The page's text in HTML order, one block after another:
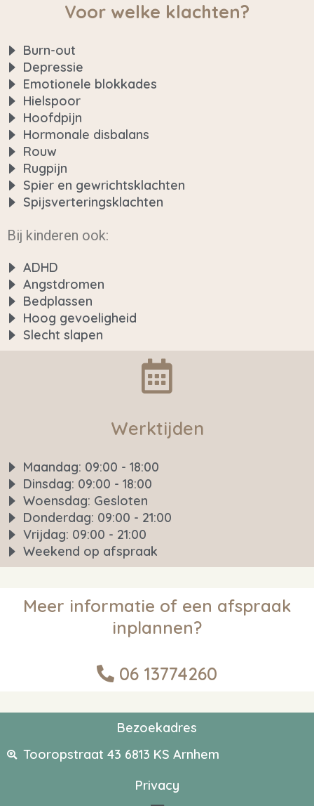
Voor welke klachten?
Burn-out
Depressie
Emotionele blokkades
Hielspoor
Hoofdpijn
Hormonale disbalans
Rouw
Rugpijn
Spier en gewrichtsklachten
Spijsverteringsklachten
Bij kinderen ook:
ADHD
Angstdromen
Bedplassen
Hoog gevoeligheid
Slecht slapen
Werktijden
Maandag: 09:00 - 18:00
Dinsdag: 09:00 - 18:00
Woensdag: Gesloten
Donderdag: 09:00 - 21:00
Vrijdag: 09:00 - 21:00
Weekend op afspraak
Meer informatie of een afspraak
inplannen?
06 13774260
Bezoekadres
Tooropstraat 43 6813 KS Arnhem
Privacy